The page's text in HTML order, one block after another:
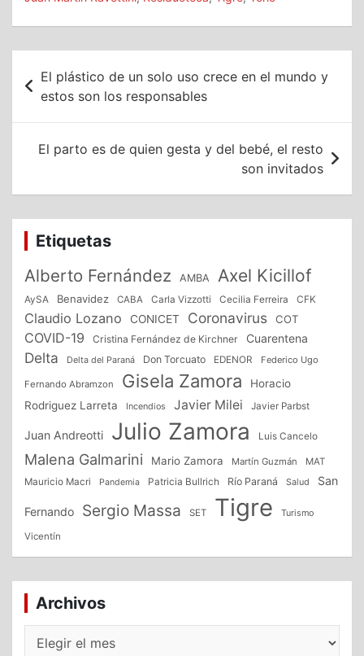
Navegación
de
entradas
El plástico de un solo uso crece en el mundo y
estos son los responsables
El parto es de quien gesta y del bebé, el resto
son invitados
Etiquetas
Alberto Fernández AMBA Axel Kicillof
AySA Benavidez CABA Carla Vizzotti Cecilia Ferreira CFK
Claudio Lozano CONICET Coronavirus COT
COVID-19 Cristina Fernández de Kirchner Cuarentena
Delta Delta del Paraná Don Torcuato EDENOR Federico Ugo
Fernando Abramzon Gisela Zamora
Horacio
Rodriguez Larreta
Incendios Javier Milei Javier Parbst
Juan Andreotti Julio Zamora Luis Cancelo
Malena Galmarini Mario Zamora Martín Guzmán
MAT
Mauricio Macri
Pandemia Patricia Bullrich Río Paraná Salud San
Fernando Sergio Massa SET Tigre Turismo
Vicentín
Archivos